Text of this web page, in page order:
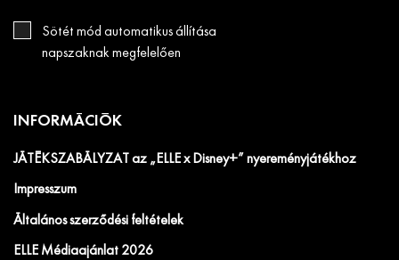
Sötét mód automatikus állítása
napszaknak megfelelően
INFORMÁCIÓK
JÁTÉKSZABÁLYZAT az „ELLE x Disney+” nyereményjátékhoz
Impresszum
Általános szerződési feltételek
ELLE Médiaajánlat 2026